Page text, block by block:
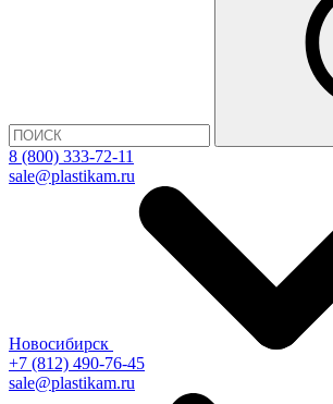
8 (800) 333-72-11
sale@plastikam.ru
Новосибирск
+7 (812) 490-76-45
sale@plastikam.ru